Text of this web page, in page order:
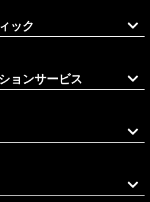
ック
ョンサービス